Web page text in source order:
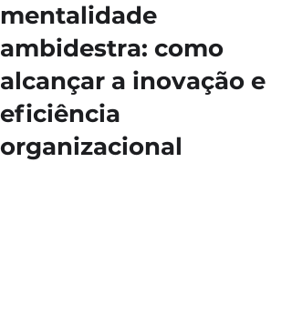
mentalidade
ambidestra: como
alcançar a inovação e
eficiência
organizacional